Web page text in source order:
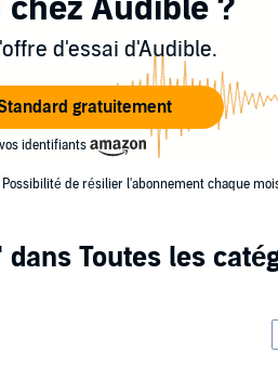
chez Audible ?
d'essai d'Audible.
gratuitement
identifiants
de résilier l'abonnement chaque
dans Toutes les